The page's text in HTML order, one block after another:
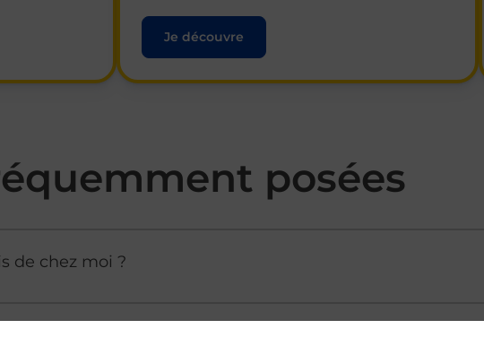
Je découvre
posées
de chez moi ?